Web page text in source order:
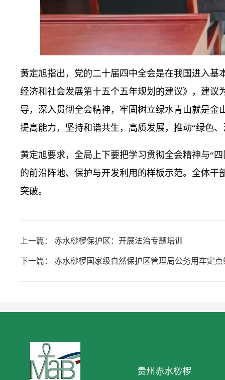
黄定旭指出，党的二十届四中全会是在我国进入
经济和社会发展第十五个五年规划的建议》，建
导，深入贯彻全会精神，牢固树立绿水青山就是
提高能力，坚持和谐共生，高质发展，推动“绿色
黄定旭要求，全局上下要把学习贯彻全会精神与“
的前沿阵地、保护与开发利用的样板示范。全体
突破。
上一篇： 赤水桫椤保护区：开展法治专题培训
下一篇： 赤水桫椤国家级自然保护区管理局公务用车定
贵州赤水桫椤